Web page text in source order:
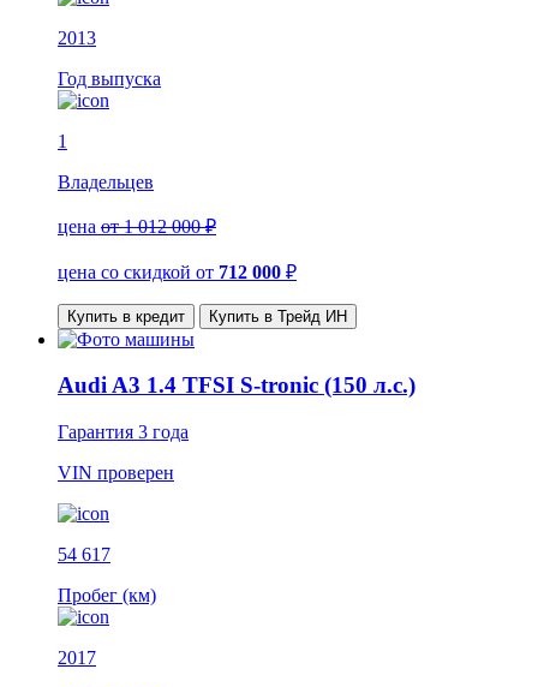
2013
Год выпуска
1
Владельцев
цена от 1 012 000 ₽
цена со скидкой от 712 000 ₽
Купить в кредит Купить в Трейд ИН
Audi A3 1.4 TFSI S-tronic (150 л.с.)
Гарантия 3 года
VIN проверен
54 617
Пробег (км)
2017